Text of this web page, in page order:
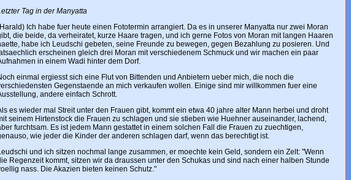
Tag in der Manyatta
Ich habe fuer heute einen Fototermin arrangiert. Da es in unserer Manyatta nur zwei Moran
die beide, da verheiratet, kurze Haare tragen, und ich gerne Fotos von Moran mit langen Haaren
habe ich Leudschi gebeten, seine Freunde zu bewegen, gegen Bezahlung zu posieren. Und
erscheinen gleich drei Moran mit verschiedenem Schmuck und wir machen ein paar
in einem Wadi hinter dem Dorf.
einmal ergiesst sich eine Flut von Bittenden und Anbietern ueber mich, die noch die
Gegenstaende an mich verkaufen wollen. Einige sind mir willkommen fuer eine
andere einfach Schrott.
es wieder mal Streit unter den Frauen gibt, kommt ein etwa 40 jahre alter Mann herbei und droht
seinem Hirtenstock die Frauen zu schlagen und sie stieben wie Huehner auseinander, lachend,
furchtsam. Es ist jedem Mann gestattet in einem solchen Fall die Frauen zu zuechtigen,
wie jeder die Kinder der anderen schlagen darf, wenn das berechtigt ist.
und ich sitzen nochmal lange zusammen, er moechte kein Geld, sondern ein Zelt: "Wenn
Regenzeit kommt, sitzen wir da draussen unter den Schukas und sind nach einer halben Stunde
nass. Die Akazien bieten keinen Schutz."